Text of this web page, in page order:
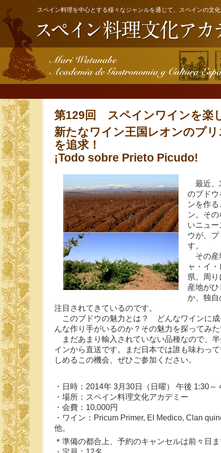
スペイン料理を中心とする様々なジャンルを通じて、スペインの文
第129回 スペインワインを楽
新たなワイン王国レオンのプ
を追求！
¡Todo sobre Prieto Picudo!
最近、
のブド
ンを作
ン。そ
いニュ
ウが、
す。
その産
ャ・イ
県。周
産地が
か、独
注目されてきているのです。
このブドウの魅力とは？ どんなワインに
んな作り手がいるのか？その魅力を探ってみ
まだあまり輸入されていない品種なので、
インから直送です。まだ日本では誰も味わっ
しめるこの機会、ぜひご参加ください。
・日時：2014年 3月30日（日曜） 午後 1:30～
・場所：スペイン料理文化アカデミー
・会費：10,000円
・ワイン：Pricum Primer, El Medico, Clan
他。
＊準備の都合上、予約のキャンセルは前々日